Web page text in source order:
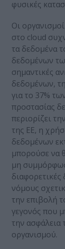
φυσικές
Οι
στο cloud
τα δεδομένα
δεδομένων
σημαντικές
δεδομένων,
για το 37%
προστασίας
περιορίζει
της ΕΕ, η
δεδομένων
μπορούσε να
μη
διαφορετικές
νόμους
την επιβολή
γεγονός που
την
οργανισμού.